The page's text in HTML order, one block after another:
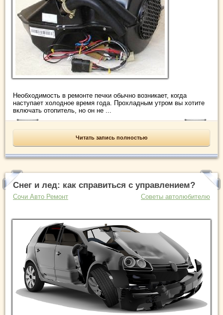
Необходимость в ремонте печки обычно возникает, когда
наступает холодное время года. Прохладным утром вы хотите
включать отопитель, но он не ...
Читать запись полностью
Снег и лед: как справиться с управлением?
Сочи Авто Ремонт Советы автолюбителю